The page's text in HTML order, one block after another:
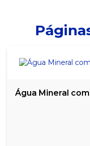
Água Mineral